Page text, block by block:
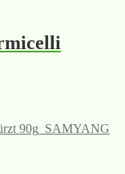
90g SAMYANG